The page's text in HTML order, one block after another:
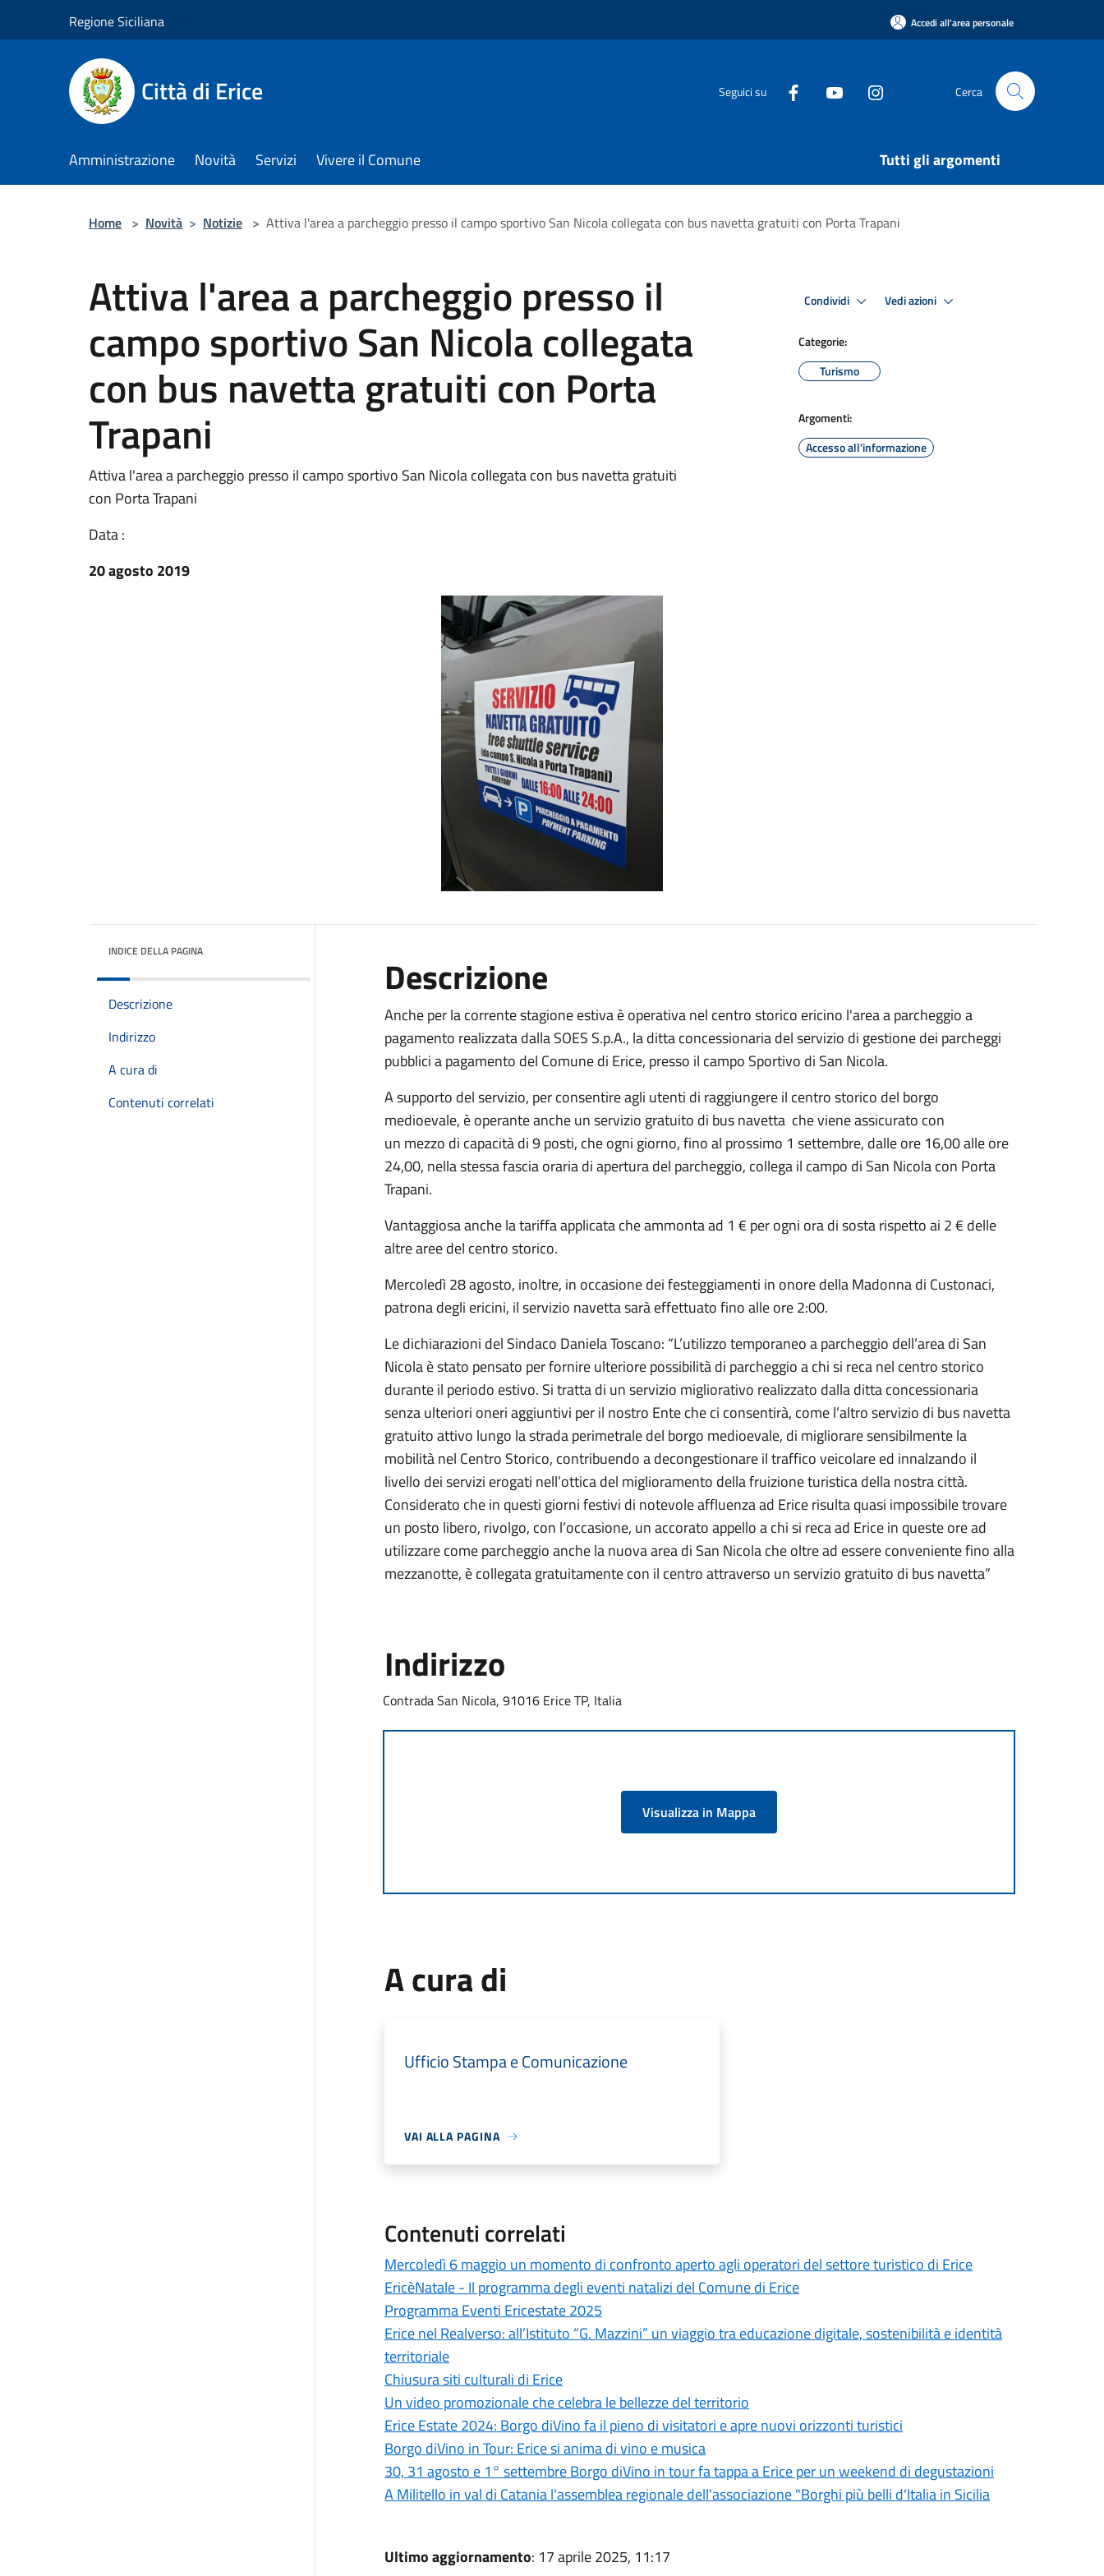
Regione Siciliana Accedi all'area personale
Città di Erice Seguici su Cerca
Amministrazione Novità Servizi Vivere il Comune Tutti gli argomenti
Home > Novità > Notizie > Attiva l'area a parcheggio presso il campo sportivo San Nicola collegata con bus navetta gratuiti con Porta Trapani
Attiva l'area a parcheggio presso il
campo sportivo San Nicola collegata
con bus navetta gratuiti con Porta
Trapani
Attiva l'area a parcheggio presso il campo sportivo San Nicola collegata con bus navetta gratuiti
con Porta Trapani
Data :
20 agosto 2019
Condividi Vedi azioni
Categorie:
Turismo
Argomenti:
Accesso all'informazione
INDICE DELLA PAGINA
Descrizione
Indirizzo
A cura di
Contenuti correlati
Descrizione
Anche per la corrente stagione estiva è operativa nel centro storico ericino l'area a parcheggio a
pagamento realizzata dalla SOES S.p.A., la ditta concessionaria del servizio di gestione dei parcheggi
pubblici a pagamento del Comune di Erice, presso il campo Sportivo di San Nicola.
A supporto del servizio, per consentire agli utenti di raggiungere il centro storico del borgo
medioevale, è operante anche un servizio gratuito di bus navetta che viene assicurato con
un mezzo di capacità di 9 posti, che ogni giorno, fino al prossimo 1 settembre, dalle ore 16,00 alle ore
24,00, nella stessa fascia oraria di apertura del parcheggio, collega il campo di San Nicola con Porta
Trapani.
Vantaggiosa anche la tariffa applicata che ammonta ad 1 € per ogni ora di sosta rispetto ai 2 € delle
altre aree del centro storico.
Mercoledì 28 agosto, inoltre, in occasione dei festeggiamenti in onore della Madonna di Custonaci,
patrona degli ericini, il servizio navetta sarà effettuato fino alle ore 2:00.
Le dichiarazioni del Sindaco Daniela Toscano: “L’utilizzo temporaneo a parcheggio dell’area di San
Nicola è stato pensato per fornire ulteriore possibilità di parcheggio a chi si reca nel centro storico
durante il periodo estivo. Si tratta di un servizio migliorativo realizzato dalla ditta concessionaria
senza ulteriori oneri aggiuntivi per il nostro Ente che ci consentirà, come l’altro servizio di bus navetta
gratuito attivo lungo la strada perimetrale del borgo medioevale, di migliorare sensibilmente la
mobilità nel Centro Storico, contribuendo a decongestionare il traffico veicolare ed innalzando il
livello dei servizi erogati nell’ottica del miglioramento della fruizione turistica della nostra città.
Considerato che in questi giorni festivi di notevole affluenza ad Erice risulta quasi impossibile trovare
un posto libero, rivolgo, con l’occasione, un accorato appello a chi si reca ad Erice in queste ore ad
utilizzare come parcheggio anche la nuova area di San Nicola che oltre ad essere conveniente fino alla
mezzanotte, è collegata gratuitamente con il centro attraverso un servizio gratuito di bus navetta”
Indirizzo
Contrada San Nicola, 91016 Erice TP, Italia
Visualizza in Mappa
A cura di
Ufficio Stampa e Comunicazione
VAI ALLA PAGINA
Contenuti correlati
Mercoledì 6 maggio un momento di confronto aperto agli operatori del settore turistico di Erice
EricèNatale - Il programma degli eventi natalizi del Comune di Erice
Programma Eventi Ericestate 2025
Erice nel Realverso: all’Istituto “G. Mazzini” un viaggio tra educazione digitale, sostenibilità e identità
territoriale
Chiusura siti culturali di Erice
Un video promozionale che celebra le bellezze del territorio
Erice Estate 2024: Borgo diVino fa il pieno di visitatori e apre nuovi orizzonti turistici
Borgo diVino in Tour: Erice si anima di vino e musica
30, 31 agosto e 1° settembre Borgo diVino in tour fa tappa a Erice per un weekend di degustazioni
A Militello in val di Catania l'assemblea regionale dell'associazione "Borghi più belli d'Italia in Sicilia
Ultimo aggiornamento: 17 aprile 2025, 11:17